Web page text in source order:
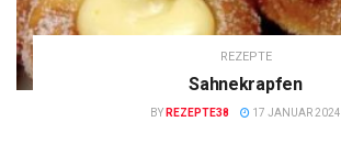
REZEPTE
Sahnekrapfen
BY REZEPTE38 17 JANUAR 2024